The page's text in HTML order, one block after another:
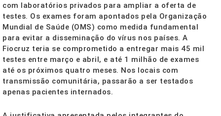
com laboratórios privados para ampliar a oferta de
testes. Os exames foram apontados pela Organização
Mundial de Saúde (OMS) como medida fundamental
para evitar a disseminação do vírus nos países. A
Fiocruz teria se comprometido a entregar mais 45 mil
testes entre março e abril, e até 1 milhão de exames
até os próximos quatro meses. Nos locais com
transmissão comunitária, passarão a ser testados
apenas pacientes internados.